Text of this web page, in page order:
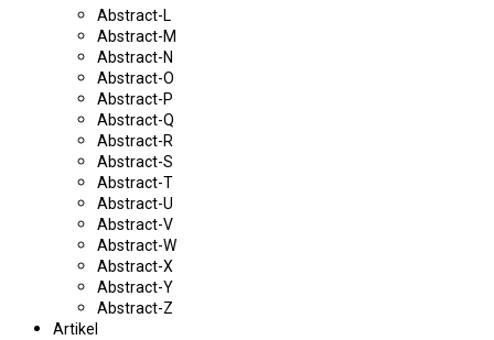
Abstract-L
Abstract-M
Abstract-N
Abstract-O
Abstract-P
Abstract-Q
Abstract-R
Abstract-S
Abstract-T
Abstract-U
Abstract-V
Abstract-W
Abstract-X
Abstract-Y
Abstract-Z
Artikel